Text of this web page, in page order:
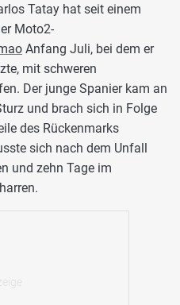
Tatay hat seit einem
Moto2-
Anfang Juli, bei dem er
mit schweren
Der junge Spanier kam an
und brach sich in Folge
des Rückenmarks
sich nach dem Unfall
und zehn Tage im